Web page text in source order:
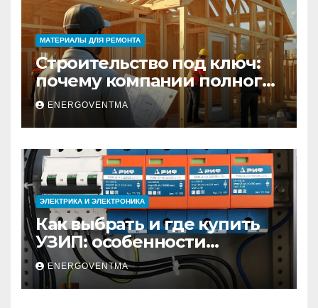
МАТЕРИАЛЫ ДЛЯ РЕМОНТА
Строительство под ключ:
почему компании полного
цикла меняют рынок
недвижимости
ENERGOVENTMA
ЭЛЕКТРИКА И ЭЛЕКТРОНИКА
Как выбрать и где купить
УЗИП: особенности
устройств защиты от
импульсных
перенапряжений
ENERGOVENTMA